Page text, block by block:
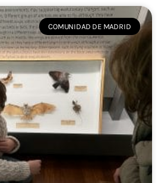
COMUNIDAD DE MADRID